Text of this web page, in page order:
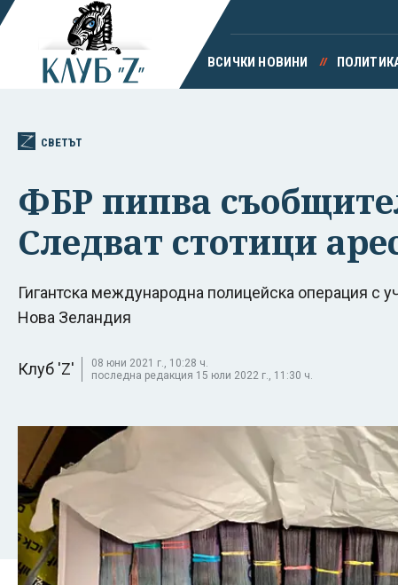
ВСИЧКИ НОВИНИ
СВЕТЪТ
ФБР пипва
Следват стотици
Гигантска международна полицейска операция с
Нова Зеландия
Клуб 'Z'
08 юни 2021 г., 10:28 ч.
последна редакция 15 юли 2022 г., 11:30 ч.